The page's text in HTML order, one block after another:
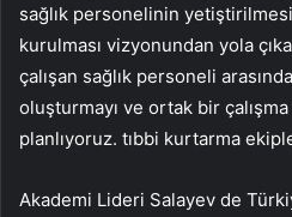
sağlık personelinin
kurulması vizyonundan yola
çalışan sağlık personeli
oluşturmayı ve ortak bir
planlıyoruz. tıbbi kurtarma
Akademi Lideri Salayev de